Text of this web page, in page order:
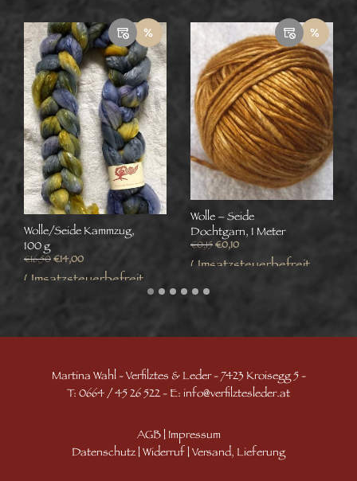
Wolle/Seide Kammzug,
100 g
€16,50€14,00
Umsatzsteuerbefreit
Versand
WEITERLESEN
Wolle – Seide
Dochtgarn, 1 Meter
€0,15€0,10
Umsatzsteuerbefreit
gemäß UStG §6
gemäß UStG §6
Martina Wahl - Verfilztes & Leder - 7423 Kroisegg 5 -
T: 0664 / 45 26 522 - E: info@verfilztesleder.at
AGB|Impressum
Datenschutz|Widerruf|Versand, Lieferung